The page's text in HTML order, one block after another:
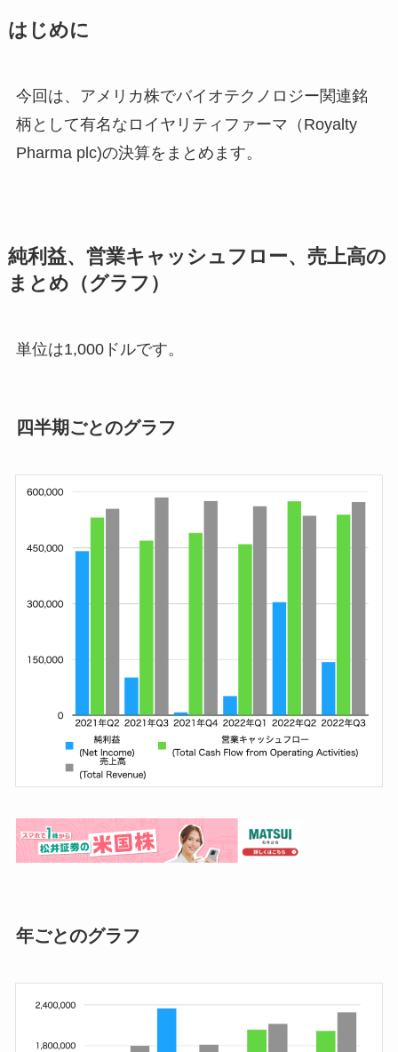
はじめに
今回は、アメリカ株でバイオテクノロジー関連銘
柄として有名なロイヤリティファーマ（Royalty
Pharma plc)の決算をまとめます。
純利益、営業キャッシュフロー、売上高の
まとめ（グラフ）
単位は1,000ドルです。
四半期ごとのグラフ
年ごとのグラフ